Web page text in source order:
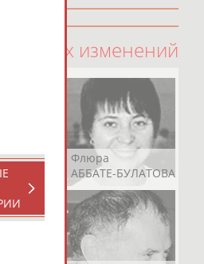
изменений
Флюра
АББАТЕ-БУЛАТОВА